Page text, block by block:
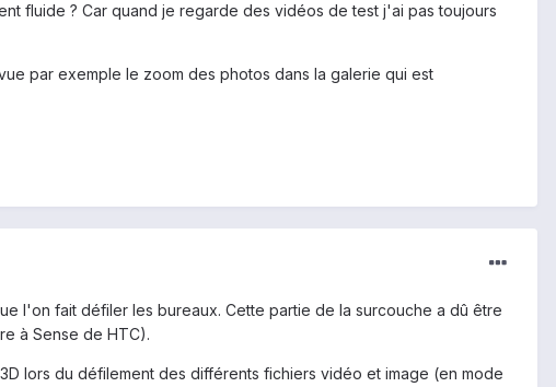
fluide ? Car quand je regarde des vidéos de test j'ai pas toujours
par exemple le zoom des photos dans la galerie qui est
l'on fait défiler les bureaux. Cette partie de la surcouche a dû être
à Sense de HTC).
lors du défilement des différents fichiers vidéo et image (en mode